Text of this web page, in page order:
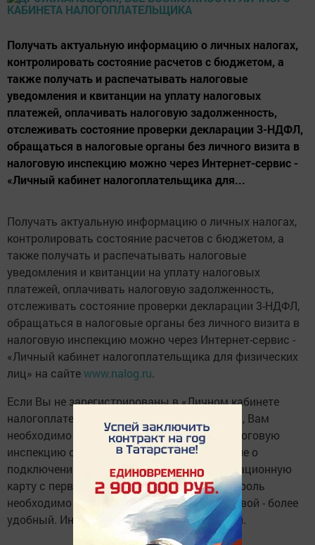
Получать актуальную информацию о личных налогах,
контролировать состояние расчетов с бюджетом, а
также получать и распечатывать налоговые
уведомления и квитанции на уплату налоговых
платежей, оплачивать налоговую задолженность,
отслеживать состояние проверки декларации 3-НДФЛ,
обращаться в налоговые органы без личного визита в
налоговую инспекцию можно через Интернет-сервис -
«Личный кабинет налогоплательщика для...
Получать актуальную информацию о личных налогах,
контролировать состояние расчетов с бюджетом, а
также получать и распечатывать налоговые
уведомления и квитанции на уплату налоговых
платежей, оплачивать налоговую задолженность,
отслеживать состояние проверки декларации 3-НДФЛ,
обращаться в налоговые органы без личного визита в
налоговую инспекцию можно через Интернет-сервис -
«Личный кабинет налогоплательщика для физических
лиц» на сайтеwww.nalog.ru.
Если Вы не зарегистрированы в «Личном кабинете
налогоплательщика для физического лица», Вам
необходимо лично обратиться в любую налоговую
инспекцию с паспортом, написать заявление о
подключении к сервису и получить регистрационную
карту с первичным паролем. Первичный пароль
необходимо сменить в течение месяца на свой - более
удобный. Иначе пароль будет заблокирован.